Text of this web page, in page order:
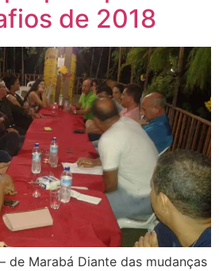
de 2018
de Marabá Diante das mudanças